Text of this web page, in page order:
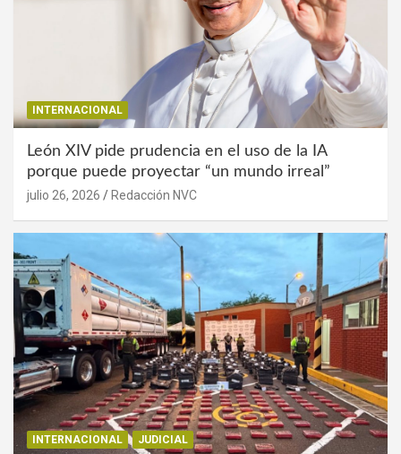
INTERNACIONAL
León XIV pide prudencia en el uso de la IA
porque puede proyectar “un mundo irreal”
julio 26, 2026 Redacción NVC
INTERNACIONAL JUDICIAL